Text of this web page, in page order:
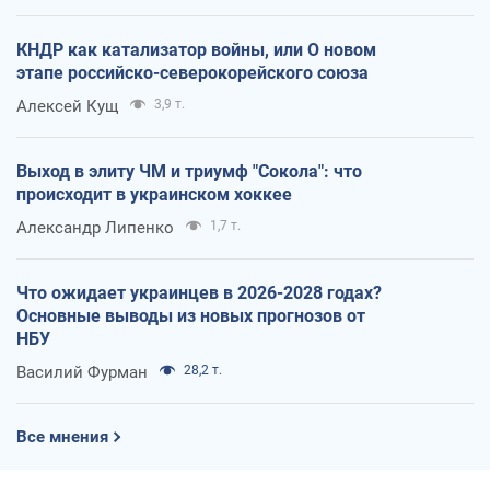
КНДР как катализатор войны, или О новом
этапе российско-северокорейского союза
Алексей Кущ 3,9 т.
Выход в элиту ЧМ и триумф "Сокола": что
происходит в украинском хоккее
Александр Липенко 1,7 т.
Что ожидает украинцев в 2026-2028 годах?
Основные выводы из новых прогнозов от
НБУ
Василий Фурман 28,2 т.
Все мнения